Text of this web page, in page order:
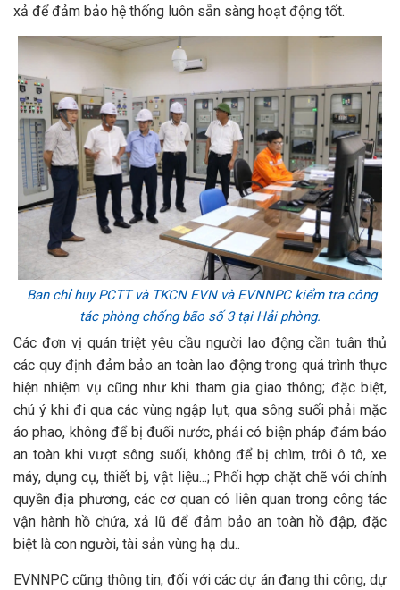
xả để đảm bảo hệ thống luôn sẵn sàng hoạt động tốt.
Ban chỉ huy PCTT và TKCN EVN và EVNNPC kiểm tra công
tác phòng chống bão số 3 tại Hải phòng.
Các đơn vị quán triệt yêu cầu người lao động cần tuân thủ
các quy định đảm bảo an toàn lao động trong quá trình thực
hiện nhiệm vụ cũng như khi tham gia giao thông; đặc biệt,
chú ý khi đi qua các vùng ngập lụt, qua sông suối phải mặc
áo phao, không để bị đuối nước, phải có biện pháp đảm bảo
an toàn khi vượt sông suối, không để bị chìm, trôi ô tô, xe
máy, dụng cụ, thiết bị, vật liệu...; Phối hợp chặt chẽ với chính
quyền địa phương, các cơ quan có liên quan trong công tác
vận hành hồ chứa, xả lũ để đảm bảo an toàn hồ đập, đặc
biệt là con người, tài sản vùng hạ du..
EVNNPC cũng thông tin, đối với các dự án đang thi công, dự